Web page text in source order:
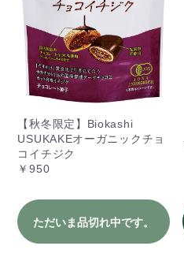
【秋冬限定】Biokashi
USUKAKEオーガニックチョ
コイチジク
￥950
ただいま品切れ中です。